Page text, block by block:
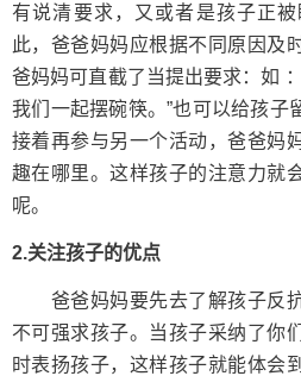
有说清要求，又或者是孩子正
此，爸爸妈妈应根据不同原因及
爸妈妈可直截了当提出要求：如
我们一起摆碗筷。”也可以给孩子
接着再参与另一个活动，爸爸妈
趣在哪里。这样孩子的注意力就
呢。
2.关注孩子的优点
爸爸妈妈要先去了解孩子反抗
不可强求孩子。当孩子采纳了你
时表扬孩子，这样孩子就能体会